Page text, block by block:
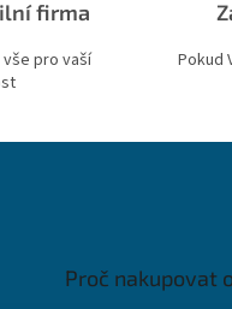
firma
vše pro vaší
Pokud
Proč nakupovat